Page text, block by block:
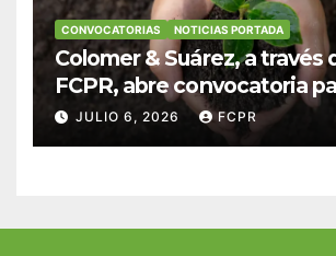
CONVOCATORIAS NOTICIAS PORTADA
Colomer & Suárez, a través
FCPR, abre convocatoria
proyectos de seguridad
JULIO 6, 2026 FCPR